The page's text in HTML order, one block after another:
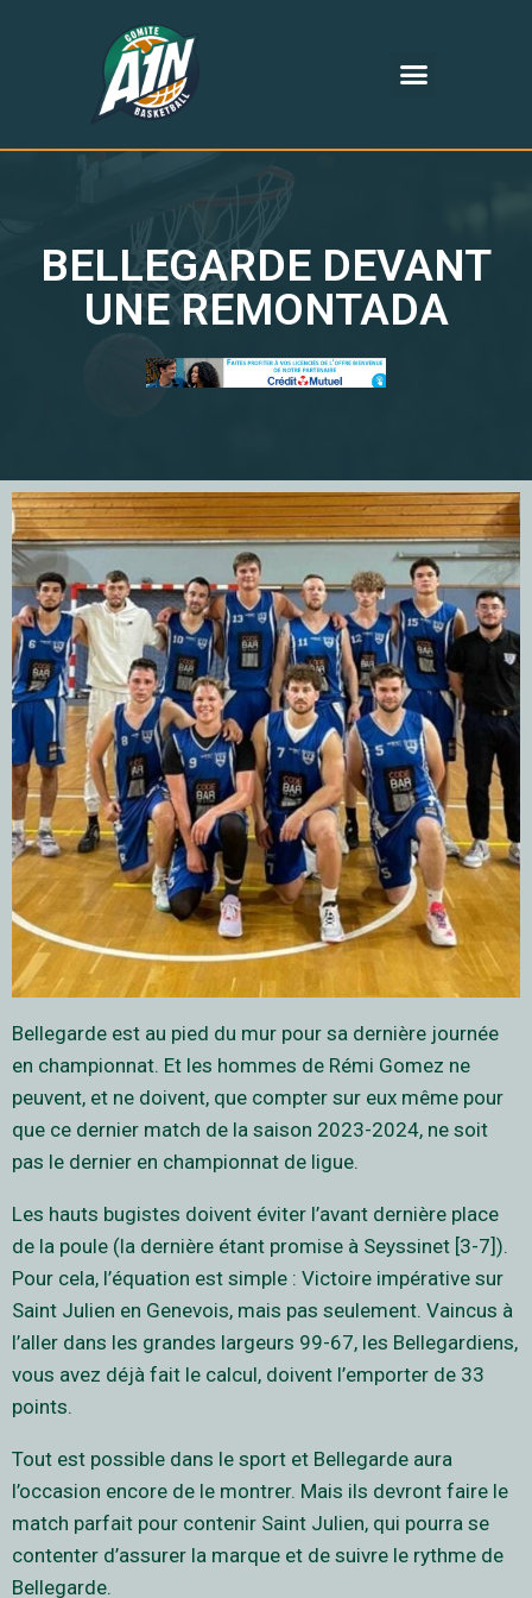
BELLEGARDE DEVANT
UNE REMONTADA
Bellegarde est au pied du mur pour sa dernière journée
en championnat. Et les hommes de Rémi Gomez ne
peuvent, et ne doivent, que compter sur eux même pour
que ce dernier match de la saison 2023-2024, ne soit
pas le dernier en championnat de ligue.
Les hauts bugistes doivent éviter l’avant dernière place
de la poule (la dernière étant promise à Seyssinet [3-7]).
Pour cela, l’équation est simple : Victoire impérative sur
Saint Julien en Genevois, mais pas seulement. Vaincus à
l’aller dans les grandes largeurs 99-67, les Bellegardiens,
vous avez déjà fait le calcul, doivent l’emporter de 33
points.
Tout est possible dans le sport et Bellegarde aura
l’occasion encore de le montrer. Mais ils devront faire le
match parfait pour contenir Saint Julien, qui pourra se
contenter d’assurer la marque et de suivre le rythme de
Bellegarde.